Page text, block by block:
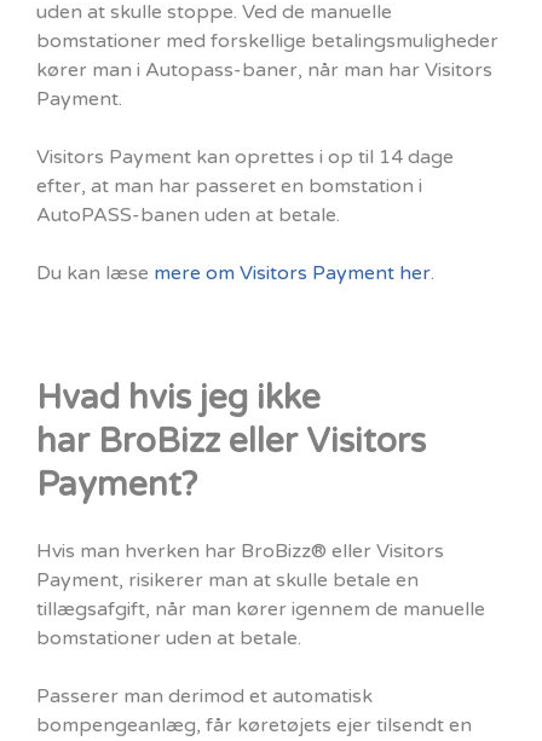
uden at skulle stoppe. Ved de manuelle
bomstationer med forskellige betalingsmuligheder
kører man i Autopass-baner, når man har Visitors
Payment.
Visitors Payment kan oprettes i op til 14 dage
efter, at man har passeret en bomstation i
AutoPASS-banen uden at betale.
Du kan læse mere om Visitors Payment her.
Hvad hvis jeg ikke
har BroBizz eller Visitors
Payment?
Hvis man hverken har BroBizz® eller Visitors
Payment, risikerer man at skulle betale en
tillægsafgift, når man kører igennem de manuelle
bomstationer uden at betale.
Passerer man derimod et automatisk
bompengeanlæg, får køretøjets ejer tilsendt en